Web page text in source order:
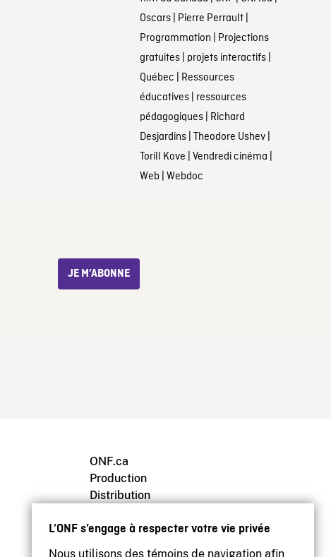
L’ONF s’engage à respecter votre vie privée
Nous utilisons des témoins de navigation afin
Oscars| Pierre Perrault|
Programmation | Projections
gratuites| projets interactifs|
Québec | Ressources
éducatives| ressources
pédagogiques| Richard
Desjardins| Theodore Ushev|
Torill Kove | Vendredi cinéma |
Web | Webdoc
JE M’ABONNE
ONF.ca
Production
Distribution
Archives